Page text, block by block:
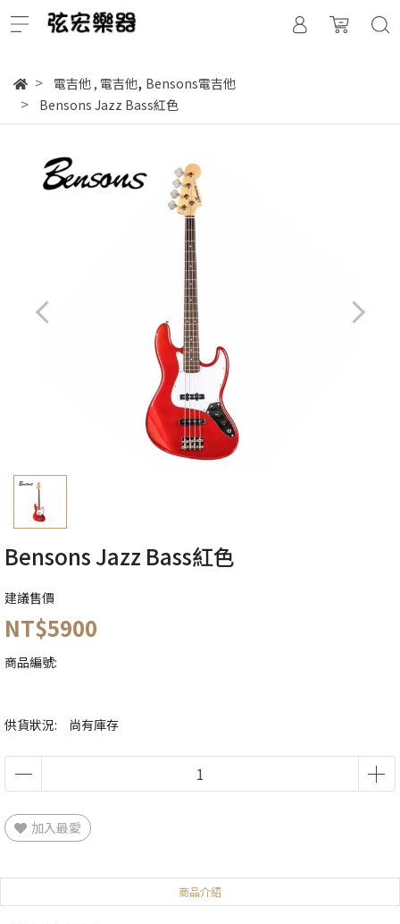
電吉他, 電吉他, Bensons電吉他
Bensons Jazz Bass紅色
Bensons Jazz Bass紅色
建議售價
NT$5900
商品編號:
供貨狀況: 尚有庫存
加入最愛
商品介紹